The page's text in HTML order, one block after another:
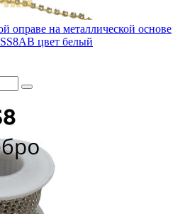
оправе на металлической основе
цвет белый